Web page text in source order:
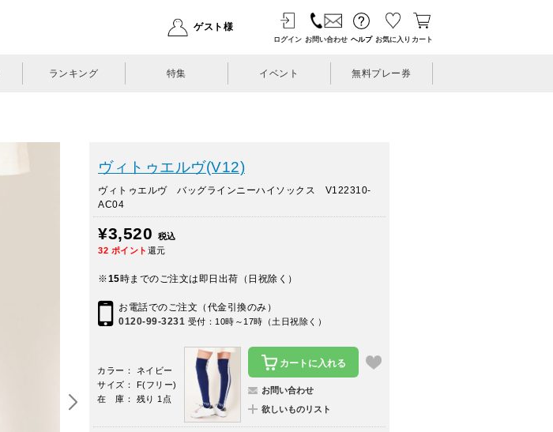
ゲスト様
ログイン お問い合わせ ヘルプ お気に入り カート
ランキング 特集 イベント 無料プレー券
ヴィトゥエルヴ(V12)
ヴィトゥエルヴ バッグラインニーハイソックス V122310-
AC04
¥3,520
税込
32 ポイント 還元
※15時までのご注文は即日出荷（日祝除く）
お電話でのご注文（代金引換のみ）
0120-99-3231 受付：10時～17時（土日祝除く）
カラー： ネイビー
サイズ： F(フリー)
在 庫： 残り 1点
カートに入れる
お問い合わせ
欲しいものリスト